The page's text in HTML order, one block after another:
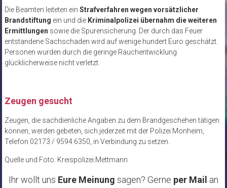
Die Beamten leiteten ein Strafverfahren wegen vorsätzlicher
Brandstiftung ein und die Kriminalpolizei übernahm die weiteren
Ermittlungen sowie die Spurensicherung. Der durch das Feuer
entstandene Sachschaden wird auf wenige hundert Euro geschätzt.
Personen wurden durch die geringe Rauchentwicklung
glücklicherweise nicht verletzt.
Zeugen gesucht
Zeugen, die sachdienliche Angaben zu dem Brandgeschehen tätigen
können, werden gebeten, sich jederzeit mit der Polizei Monheim,
Telefon 02173 / 9594 6350, in Verbindung zu setzen.
Quelle und Foto: Kreispolizei Mettmann
Ihr wollt uns Eure Meinung sagen? Gerne per Mail an